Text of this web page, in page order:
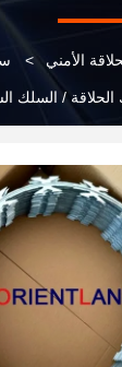
الأمني >
/ السلك